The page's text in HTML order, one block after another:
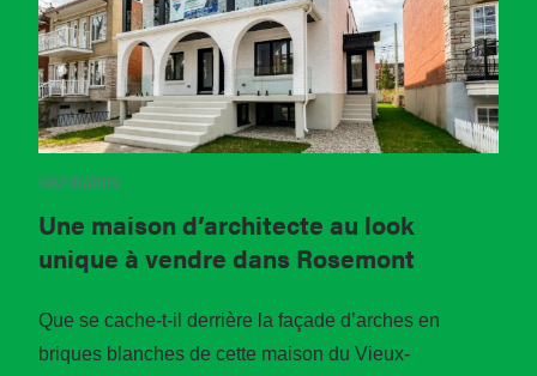
INSPIRATION
Une maison d’architecte au look
unique à vendre dans Rosemont
Que se cache-t-il derrière la façade d’arches en
briques blanches de cette maison du Vieux-